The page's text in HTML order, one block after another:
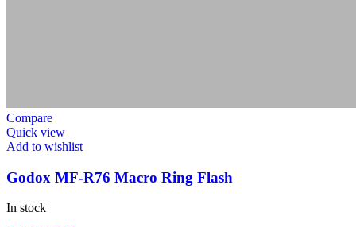
Compare
Quick view
Add to wishlist
Godox MF-R76 Macro Ring Flash
In stock